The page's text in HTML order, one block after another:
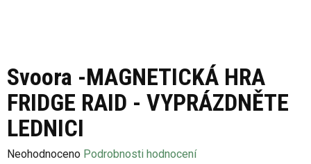
Svoora -MAGNETICKÁ HRA
FRIDGE RAID - VYPRÁZDNĚTE
LEDNICI
Průměrné
Neohodnoceno Podrobnosti hodnocení